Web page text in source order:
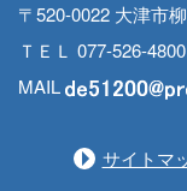
〒520-0022 大津市
ＴＥＬ 077-526-
MAIL
サイトマ